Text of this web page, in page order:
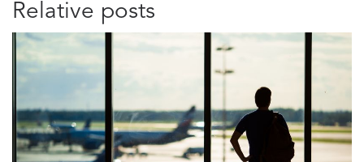
Relative posts